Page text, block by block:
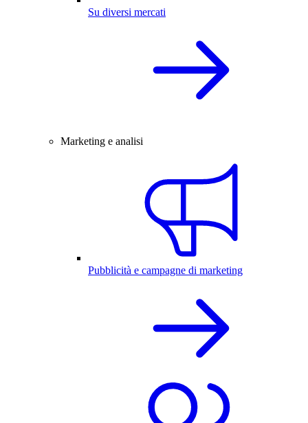
Su diversi mercati
Marketing e analisi
Pubblicità e campagne di marketing